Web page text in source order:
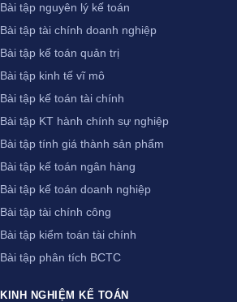
Bài tập nguyên lý kế toán
Bài tập tài chính doanh nghiệp
Bài tập kế toán quản trị
Bài tập kinh tế vĩ mô
Bài tập kế toán tài chính
Bài tập KT hành chính sự nghiệp
Bài tập tính giá thành sản phẩm
Bài tập kế toán ngân hàng
Bài tập kế toán doanh nghiệp
Bài tập tài chính công
Bài tập kiểm toán tài chính
Bài tập phân tích BCTC
KINH NGHIỆM KẾ TOÁN